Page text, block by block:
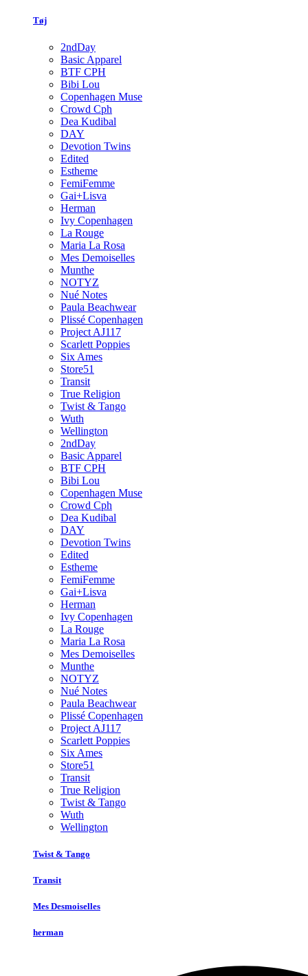
Tøj
2ndDay
Basic Apparel
BTF CPH
Bibi Lou
Copenhagen Muse
Crowd Cph
Dea Kudibal
DAY
Devotion Twins
Edited
Estheme
FemiFemme
Gai+Lisva
Herman
Ivy Copenhagen
La Rouge
Maria La Rosa
Mes Demoiselles
Munthe
NOTYZ
Nué Notes
Paula Beachwear
Plissé Copenhagen
Project AJ117
Scarlett Poppies
Six Ames
Store51
Transit
True Religion
Twist & Tango
Wuth
Wellington
2ndDay
Basic Apparel
BTF CPH
Bibi Lou
Copenhagen Muse
Crowd Cph
Dea Kudibal
DAY
Devotion Twins
Edited
Estheme
FemiFemme
Gai+Lisva
Herman
Ivy Copenhagen
La Rouge
Maria La Rosa
Mes Demoiselles
Munthe
NOTYZ
Nué Notes
Paula Beachwear
Plissé Copenhagen
Project AJ117
Scarlett Poppies
Six Ames
Store51
Transit
True Religion
Twist & Tango
Wuth
Wellington
Twist & Tango
Transit
Mes Desmoiselles
herman